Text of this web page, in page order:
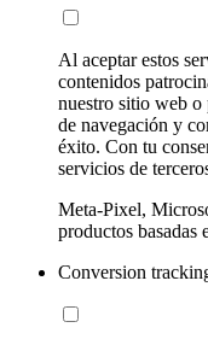
Al aceptar estos
contenidos
nuestro sitio web o
de navegación y
éxito. Con tu
servicios de
Meta-Pixel,
productos basadas
Conversion